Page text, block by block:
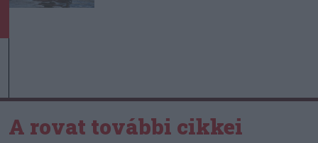
A rovat további cikkei